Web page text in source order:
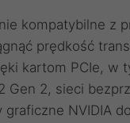
kompatybilne z
prędkość
kartom PCIe, w
Gen 2, sieci
NVIDIA